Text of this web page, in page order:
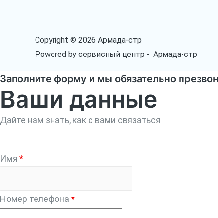
Copyright © 2026 Армада-стр
Powered by сервисный центр - Армада-стр
Заполните форму и мы обязательно
Ваши данные
Дайте нам знать, как с вами связаться
Имя *
Номер телефона *